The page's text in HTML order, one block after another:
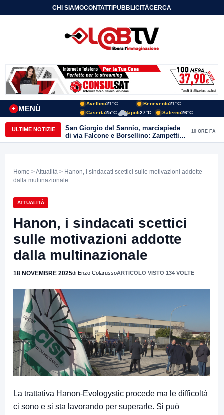
CHI SIAMOCONTATTIPUBBLICITÀCERCA
MENÙ
+
Avellino21°C Benevento21°C
Caserta25°C Napoli27°C Salerno26°C
ULTIME NOTIZIE
San Giorgio del Sannio, marciapiede
di via Falcone e Borsellino: Zampetti e
Lombardi replicano alle polemiche
10 ORE FA
Home >Attualità > Hanon, i sindacati scettici sulle motivazioni addotte
dalla multinazionale
ATTUALITÀ
Hanon, i sindacati scettici
sulle motivazioni addotte
dalla multinazionale
18 NOVEMBRE 2025di Enzo ColarussoARTICOLO VISTO 134 VOLTE
La trattativa Hanon-Evologystic procede ma le difficoltà
ci sono e si sta lavorando per superarle. Si può